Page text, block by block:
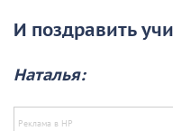
И поздравить
Наталья: